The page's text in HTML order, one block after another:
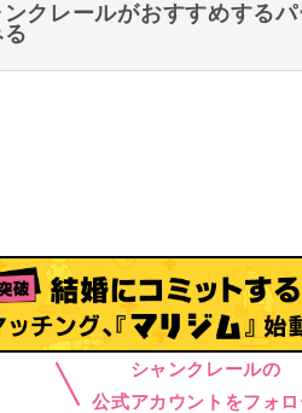
ンクレールがおすすめする
シャンクレールの
公式アカウントをフォ